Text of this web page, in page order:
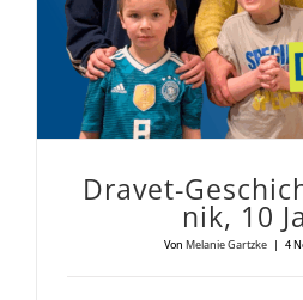
Dra­vet-
nik, 10
Von Melanie Gartzke | 4